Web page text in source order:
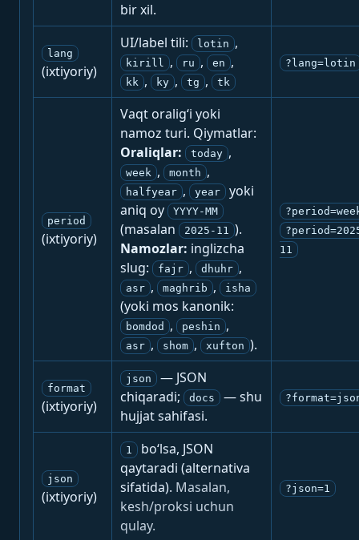
bir xil.
lang
(ixtiyoriy)
UI/label tili: lotin ,
kirill , ru , en ,
kk , ky , tg , tk
?lang=lotin
period
(ixtiyoriy)
Vaqt oralig‘i yoki
namoz turi. Qiymatlar:
Oraliqlar:
today ,
week , month ,
halfyear , year
yoki
aniq oy
YYYY-MM
(masalan 2025-11 ).
Namozlar: inglizcha
slug:
fajr , dhuhr ,
asr , maghrib , isha
(yoki mos kanonik:
bomdod , peshin ,
asr , shom , xufton ).
11
format
(ixtiyoriy)
json
— JSON
chiqaradi;
docs
— shu
hujjat sahifasi.
json
(ixtiyoriy)
1
bo‘lsa, JSON
qaytaradi (alternativa
sifatida). Masalan,
kesh/proksi uchun
qulay.
?json=1